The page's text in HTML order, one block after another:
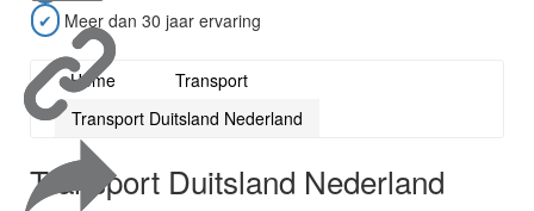
✔
Meer dan 30 jaar ervaring
Home
Transport
Transport Duitsland Nederland
Transport Duitsland Nederland